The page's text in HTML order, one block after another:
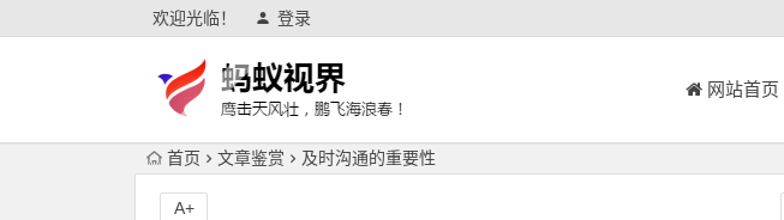
欢迎光临！ 登录
网站首页
首页 文章鉴赏 及时沟通的重要性
A+